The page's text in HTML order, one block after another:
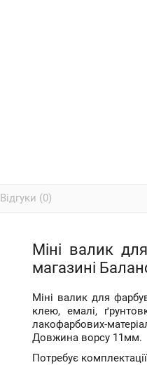
Відгуки (0)
Міні валик
магазині
Міні валик для
клею, емалі,
лакофарбових-
Довжина ворсу 11мм.
Потребує